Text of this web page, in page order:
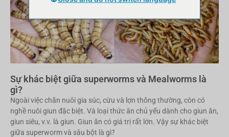
Sự khác biệt giữa superworms và Mealworms là
gì?
Ngoài việc chăn nuôi gia súc, cừu và lợn thông thường, còn có
nghề nuôi giun đặc biệt. Và loại thức ăn chủ yếu dành cho giun ăn,
giun siêu, v.v. là giun. Giun ăn có giá trị rất lớn. Vậy sự khác biệt
giữa superworm và sâu bột là gì?